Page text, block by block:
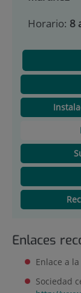
Horario: 8
Enlaces
Enlace a
Sociedad